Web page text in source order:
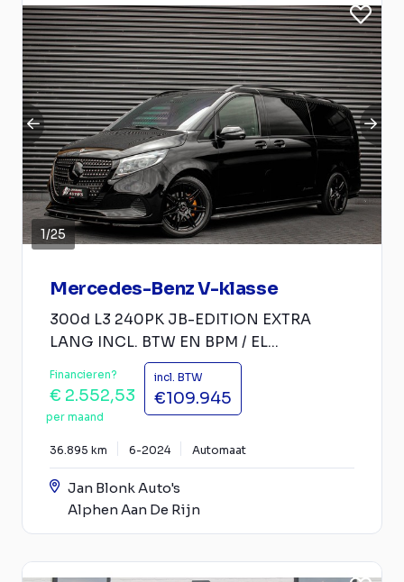
1/25
Mercedes-Benz V-klasse
300d L3 240PK JB-EDITION EXTRA
LANG INCL. BTW EN BPM / EL...
Financieren?
€ 2.552,53
per maand
incl. BTW
€109.945
36.895 km 6-2024 Automaat
Jan Blonk Auto's
Alphen Aan De Rijn